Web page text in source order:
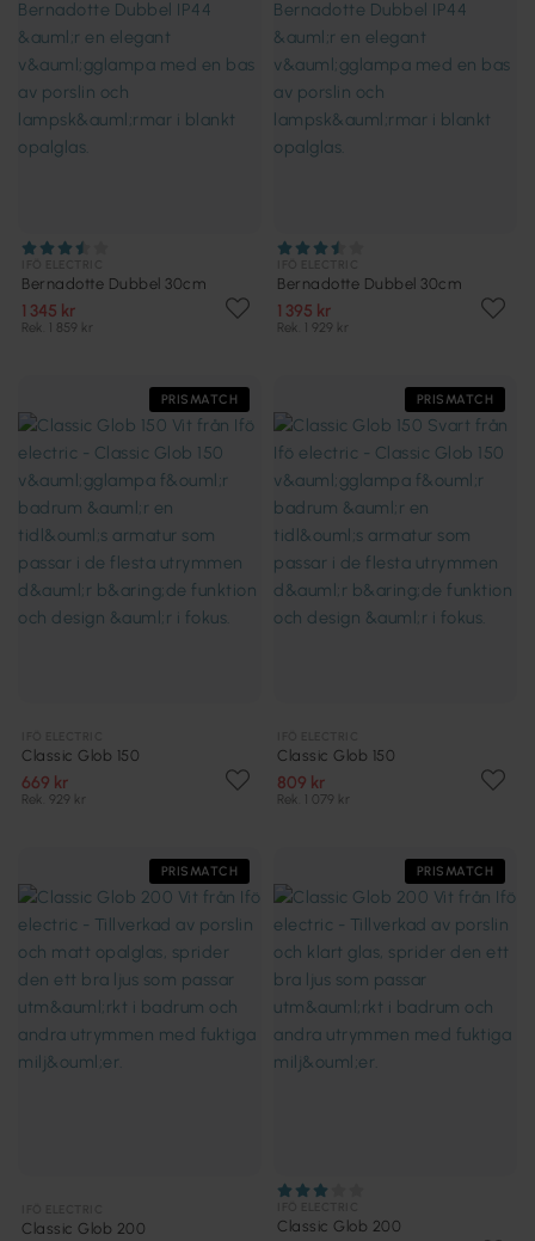
Bernadotte Dubbel 30cm
1 345 kr
Rek. 1 859 kr
Bernadotte Dubbel 30cm
1 395 kr
Rek. 1 929 kr
PRISMATCH
Classic Glob 150
669 kr
Rek. 929 kr
PRISMATCH
Classic Glob 150
809 kr
Rek. 1 079 kr
PRISMATCH
Classic Glob 200
PRISMATCH
Classic Glob 200